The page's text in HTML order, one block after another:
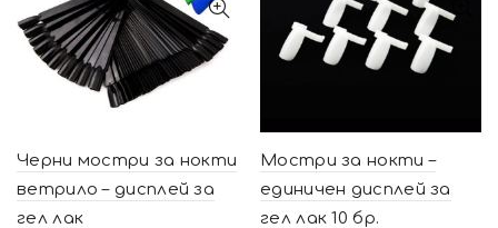
Черни мостри за нокти
ветрило – дисплей за
гел лак
Мостри за нокти –
единичен дисплей за
гел лак 10 бр.